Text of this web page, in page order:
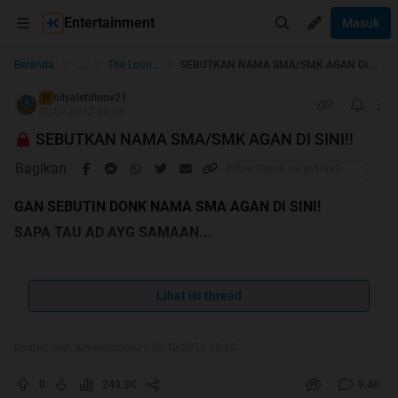
Entertainment Masuk
Beranda ... The Lounge
TS
bilyaletdinov21
SEBUTKAN NAMA SMA/SMK AGAN DI SINI!!
Bagikan
GAN SEBUTIN DONK NAMA SMA AGAN DI SINI!
SAPA TAU AD AYG SAMAAN...
udahhh 2000 orang yang post reply nh thread tp blm ada
yang nimpuk ane cendolLihat isi thread
243.3K 9.4K